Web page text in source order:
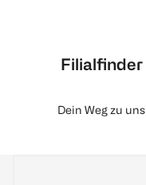
Filialfinder
Dein Weg zu uns